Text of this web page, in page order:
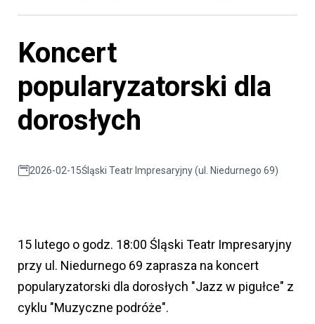
Koncert
popularyzatorski dla
dorosłych
2026-02-15Śląski Teatr Impresaryjny (ul. Niedurnego 69)
15 lutego o godz. 18:00 Śląski Teatr Impresaryjny
przy ul. Niedurnego 69 zaprasza na koncert
popularyzatorski dla dorosłych "Jazz w pigułce" z
cyklu "Muzyczne podróże".